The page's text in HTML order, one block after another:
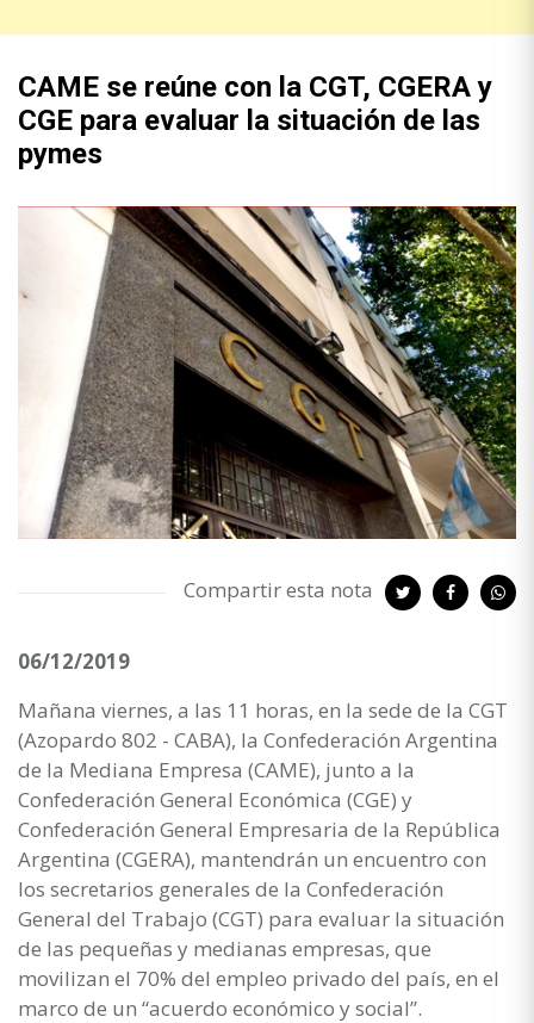
CAME se reúne con la CGT, CGERA y
CGE para evaluar la situación de las
pymes
Compartir esta nota
06/12/2019
Mañana viernes, a las 11 horas, en la sede de la CGT
(Azopardo 802 - CABA), la Confederación Argentina
de la Mediana Empresa (CAME), junto a la
Confederación General Económica (CGE) y
Confederación General Empresaria de la República
Argentina (CGERA), mantendrán un encuentro con
los secretarios generales de la Confederación
General del Trabajo (CGT) para evaluar la situación
de las pequeñas y medianas empresas, que
movilizan el 70% del empleo privado del país, en el
marco de un “acuerdo económico y social”.